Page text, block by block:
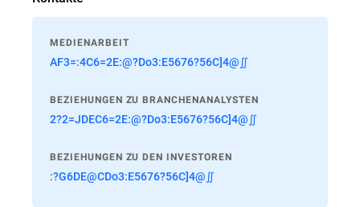
MEDIENARBEIT
AF3=:4C6=2E:@?Do3:E5676?56C]4@∬
BEZIEHUNGEN ZU BRANCHENANALYSTEN
2?2=JDEC6=2E:@?Do3:E5676?56C]4@∬
BEZIEHUNGEN ZU DEN INVESTOREN
:?G6DE@CDo3:E5676?56C]4@∬